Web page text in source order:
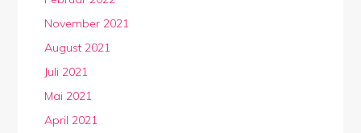
November 2021
August 2021
Juli 2021
Mai 2021
April 2021